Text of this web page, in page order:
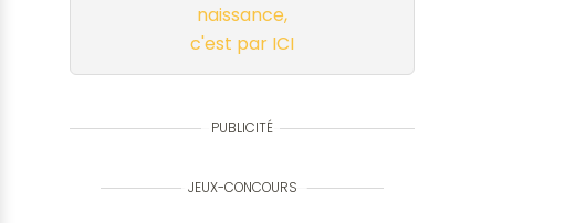
naissance,
c'est par ICI
PUBLICITÉ
JEUX-CONCOURS